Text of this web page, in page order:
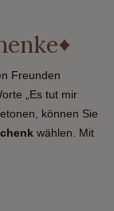
Freunden
„Es tut mir
können Sie
wählen. Mit